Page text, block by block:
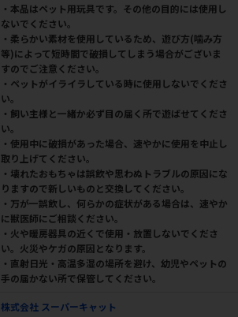
・本品はペット用玩具です。その他の目的には使用し
ないでください。
・柔らかい素材を使用しているため、遊び方(噛み方
等)によって短時間で破損してしまう場合がございま
すのでご注意ください。
・ペットがイライラしている時に使用しないでくださ
い。
・飼い主様と一緒か必ず目の届く所で遊ばせてくださ
い。
・使用中に破損があった場合、速やかに使用を中止し
取り上げてください。
・壊れたおもちゃは誤飲や思わぬトラブルの原因にな
りますので新しいものと交換してください。
・万が一誤飲し、何らかの症状がある場合は、速やか
に獣医師にご相談ください。
・火や暖房器具の近くで使用・放置しないでくださ
い。火災やケガの原因となります。
・直射日光・高温多湿の場所を避け、幼児やペットの
手の届かない所で保管してください。
株式会社 スーパーキャット